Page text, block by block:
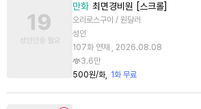
만화 최면경비원 [스크롤]
오리로스구이 / 원달러
성인
107화 연재 , 2026.08.08
3.6만
500원/화
1화 무료